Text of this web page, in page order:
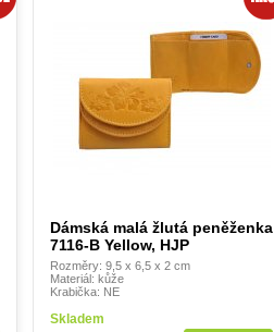
Dámská malá žlutá peněženka
7116-B Yellow, HJP
Rozměry: 9,5 x 6,5 x 2 cm
Materiál: kůže
Krabička: NE
Skladem